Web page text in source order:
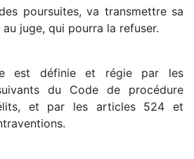
poursuites, va transmettre sa
juge, qui pourra la refuser.
est définie et régie par les
du Code de procédure
et par les articles 524 et